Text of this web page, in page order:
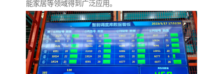
能家居等领域得到广泛应用。